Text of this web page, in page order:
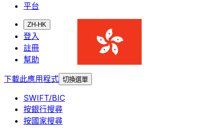
平台
ZH-HK
登入
註冊
幫助
下載此應用程式 切換選單
SWIFT/BIC
按銀行搜尋
按國家搜尋